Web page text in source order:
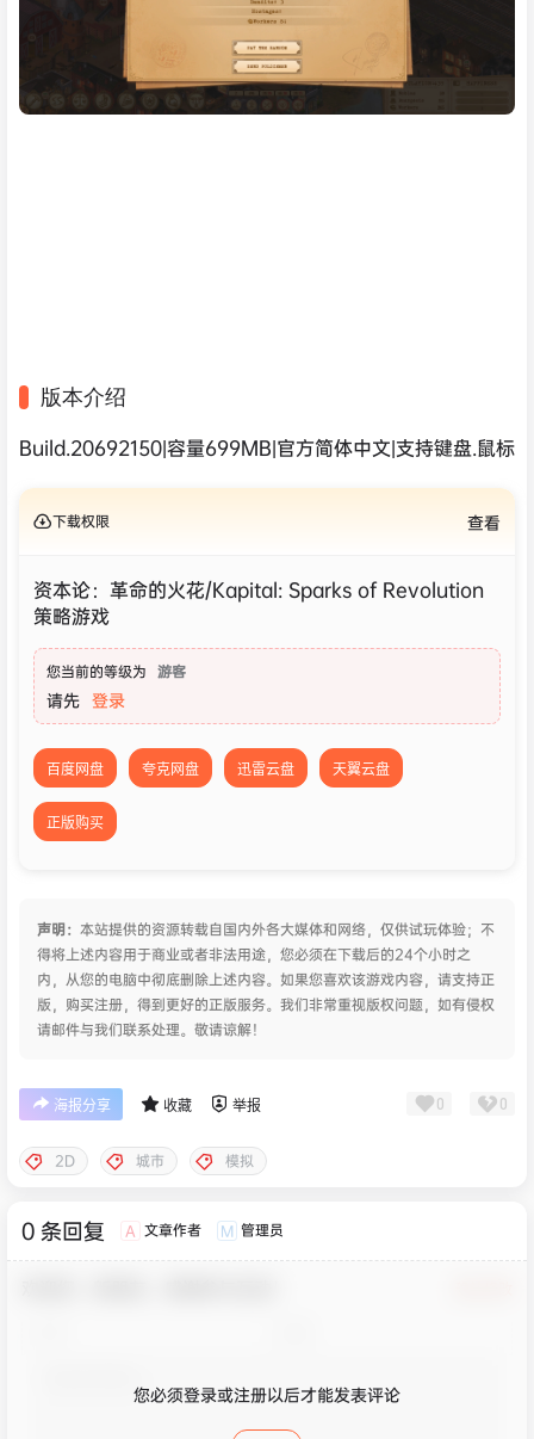
版本介绍
Build.20692150|容量699MB|官方简体中文|支持键盘.鼠标
下载权限 查看
资本论：革命的火花/Kapital: Sparks of Revolution
策略‎游戏
请先 登录
百度网盘
声明：本站提供的资源转载自国内外各大媒体和网络，仅供试玩体验；不
得将上述内容用于商业或者非法用途，您必须在下载后的24个小时之
内，从您的电脑中彻底删除上述内容。如果您喜欢该游戏内容，请支持正
请邮件与我们联系处理。敬请谅解！
海报分享 收藏 举报
2D 城市 模拟